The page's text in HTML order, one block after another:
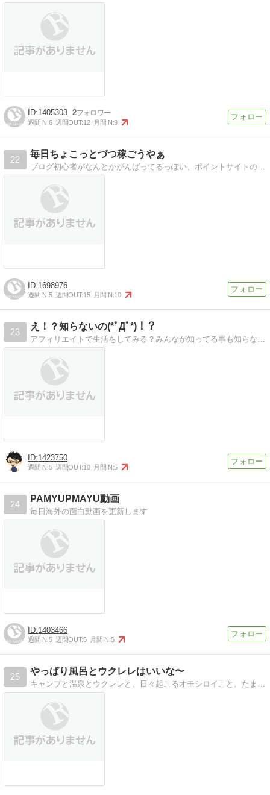
1405303 2
週間IN:6 週間OUT:12 月間IN:9
22
毎日ちょこっとづつ稼ごうやぁ
ブログ初心者がなんとかがんばってるっぽい、ポイントサイトのお勧めブログにしようと思っていたが、なんかちがう感じになってきとる気がするブログ
1698976
週間IN:5 週間OUT:15 月間IN:10
23
え！？知らないの(*ﾟДﾟ*)！？
アフィリエイトで生活をしてみる？みんなが知ってる事も知らない事もどんどん載せちゃう、無目的情報発信ブログ！！
1423750
週間IN:5 週間OUT:10 月間IN:5
24
PAMYUPMAYU動画
毎日海外の面白動画を更新します
1403466
週間IN:5 週間OUT:5 月間IN:5
25
やっぱり風呂とウクレレはいいな〜
キャンプと温泉とウクレレと、日々起こるオモシロイこと。たまにスピリチュアルとか語学とか。